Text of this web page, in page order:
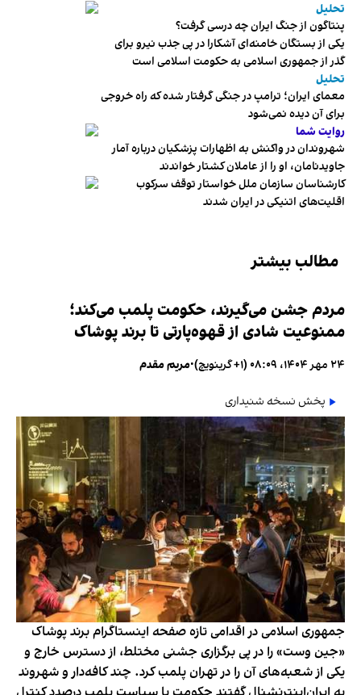
تحلیل
پنتاگون از جنگ ایران چه درسی گرفت؟
یکی از بستگان خامنه‌ای آشکارا در پی جذب نیرو برای
گذر از جمهوری اسلامی به حکومت اسلامی است
تحلیل
معمای ایران؛ ترامپ در جنگی گرفتار شده که راه خروجی
برای آن دیده نمی‌شود
روایت شما
شهروندان در واکنش به اظهارات پزشکیان درباره آمار
جاویدنامان، او را از عاملان کشتار خواندند
کارشناسان سازمان ملل خواستار توقف سرکوب
اقلیت‌های اتنیکی در ایران شدند
مطالب بیشتر
مردم جشن می‌گیرند، حکومت پلمب می‌کند؛
ممنوعیت شادی از قهوه‌پارتی تا برند پوشاک
۲۴ مهر ۱۴۰۴، ۰۸:۰۹ (‎+۱ گرینویچ) •مریم مقدم
پخش نسخه شنیداری
جمهوری اسلامی در اقدامی تازه صفحه اینستاگرام برند پوشاک
«جین وست» را در پی برگزاری جشنی مختلط، از دسترس خارج و
یکی از شعبه‌های آن را در تهران پلمب کرد. چند کافه‌‌دار و شهروند